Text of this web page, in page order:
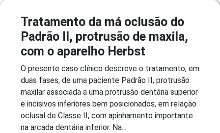
Tratamento da má oclusão do
Padrão II, protrusão de maxila,
com o aparelho Herbst
O presente caso clínico descreve o tratamento, em
duas fases, de uma paciente Padrão II, protrusão
maxilar associada a uma protrusão dentária superior
e incisivos inferiores bem posicionados, em relação
oclusal de Classe II, com apinhamento importante
na arcada dentária inferior. Na...